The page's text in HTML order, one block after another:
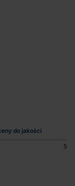
do jakości
5